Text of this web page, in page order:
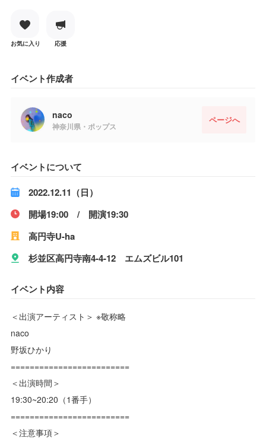
お気に入り 応援
イベント作成者
naco
神奈川県・ポップス
ページへ
イベントについて
2022.12.11（日）
開場19:00 / 開演19:30
高円寺U-ha
杉並区高円寺南4-4-12 エムズビル101
イベント内容
＜出演アーティスト＞ ※敬称略
naco
野坂ひかり
=========================
＜出演時間＞
19:30~20:20（1番手）
=========================
＜注意事項＞